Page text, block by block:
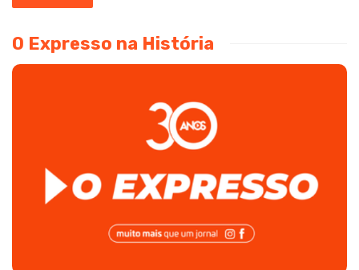
O Expresso na História